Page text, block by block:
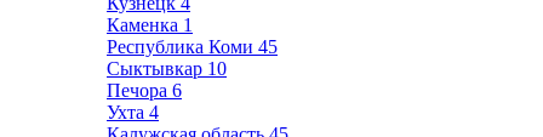
Каменка 1
Республика Коми 45
Сыктывкар 10
Печора 6
Ухта 4